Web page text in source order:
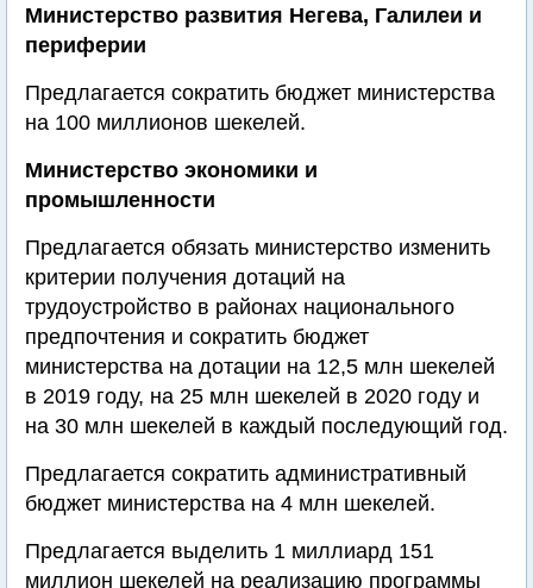
Министерство развития Негева, Галилеи и
периферии
Предлагается сократить бюджет министерства
на 100 миллионов шекелей.
Министерство экономики и
промышленности
Предлагается обязать министерство изменить
критерии получения дотаций на
трудоустройство в районах национального
предпочтения и сократить бюджет
министерства на дотации на 12,5 млн шекелей
в 2019 году, на 25 млн шекелей в 2020 году и
на 30 млн шекелей в каждый последующий год.
Предлагается сократить административный
бюджет министерства на 4 млн шекелей.
Предлагается выделить 1 миллиард 151
миллион шекелей на реализацию программы